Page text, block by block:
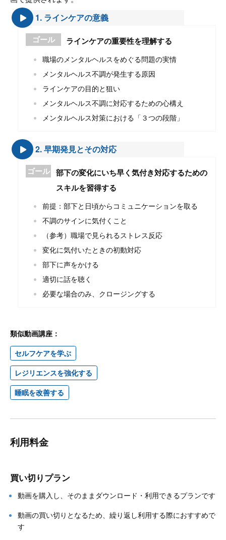
1. ラインケアの意義
ゴール ラインケアの重要性を理解する
職場のメンタルヘルスをめぐる問題の実情
メンタルヘルス不調が発生する原因
ラインケアの目的と狙い
メンタルヘルス不調に対応するための心構え
メンタルヘルス対策における「３つの段階」
2. 早期発見とその対応
ゴール 部下の変化にいち早く気付き対応するための
スキルを習得する
前提：部下と日頃からコミュニケーションを取る
不調のサインに気付くこと
（参考）職場で見られるストレス反応
変化に気付いたときの初動対応
部下に声をかける
適切に話を聴く
必要な場合のみ、クロージングする
類似動画講座：
セルフケアを学ぶ
レジリエンスを強化する
睡眠を改善する
利用料金
買い切りプラン
動画を購入し、そのままダウンロード・利用できるプランです
動画の買い切りとなるため、繰り返し利用する際におすすめで
す